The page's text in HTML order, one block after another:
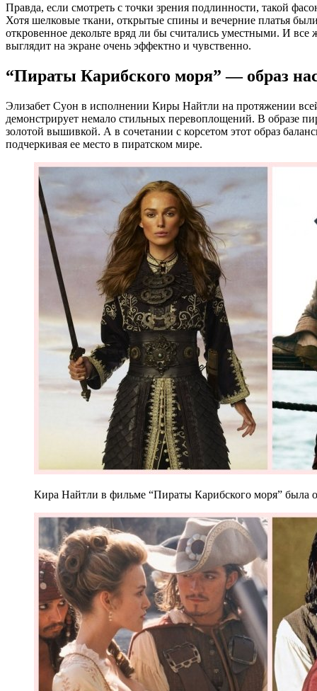
Правда, если смотреть с точки зрения подлинности, такой
Хотя шелковые ткани, открытые спины и вечерние платья
откровенное декольте вряд ли бы считались уместными. И все
выглядит на экране очень эффектно и чувственно.
“Пираты Карибского моря” — образ
Элизабет Суон в исполнении Киры Найтли на протяжении
демонстрирует немало стильных перевоплощений. В образе
золотой вышивкой. А в сочетании с корсетом этот образ
подчеркивая ее место в пиратском мире.
Кира Найтли в фильме “Пираты Карибского моря” была